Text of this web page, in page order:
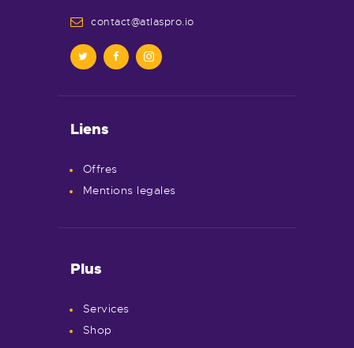
contact@atlaspro.io
Liens
Offres
Mentions legales
Plus
Services
Shop